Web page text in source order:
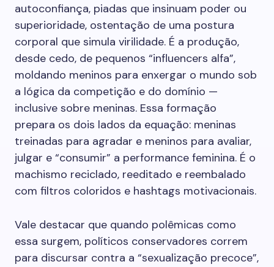
autoconfiança, piadas que insinuam poder ou
superioridade, ostentação de uma postura
corporal que simula virilidade. É a produção,
desde cedo, de pequenos “influencers alfa”,
moldando meninos para enxergar o mundo sob
a lógica da competição e do domínio —
inclusive sobre meninas. Essa formação
prepara os dois lados da equação: meninas
treinadas para agradar e meninos para avaliar,
julgar e “consumir” a performance feminina. É o
machismo reciclado, reeditado e reembalado
com filtros coloridos e hashtags motivacionais.
Vale destacar que quando polêmicas como
essa surgem, políticos conservadores correm
para discursar contra a “sexualização precoce”,